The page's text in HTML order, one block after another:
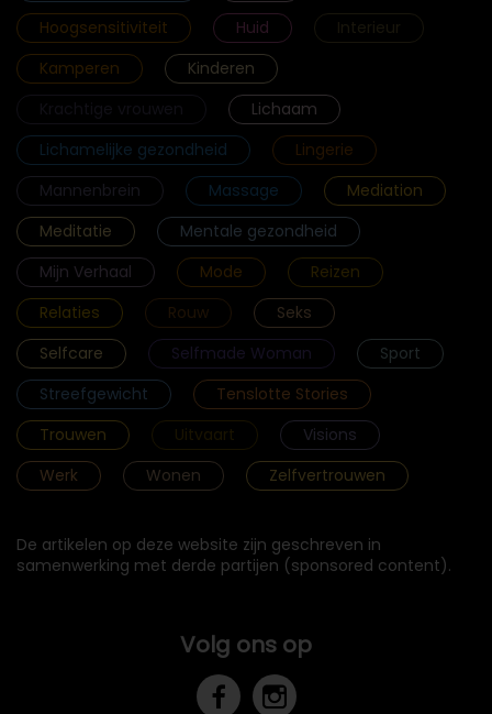
Hoogsensitiviteit
Huid
Interieur
Kamperen
Kinderen
Lichaam
Lichamelijke gezondheid
Lingerie
Mannenbrein
Massage
Mediation
Meditatie
Mentale gezondheid
Mijn Verhaal
Mode
Reizen
Relaties
Rouw
Seks
Selfcare
Selfmade Woman
Sport
Streefgewicht
Tenslotte Stories
Trouwen
Uitvaart
Visions
Werk
Wonen Zelfvertrouwen
De artikelen op deze website zijn geschreven in
samenwerking met derde partijen (sponsored content).
Volg ons op